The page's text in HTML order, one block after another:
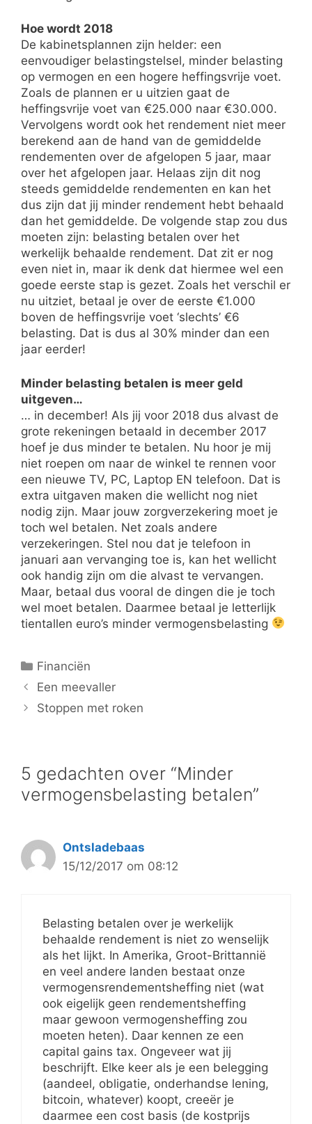
Hoe wordt 2018
De kabinetsplannen zijn helder: een
eenvoudiger belastingstelsel, minder belasting
op vermogen en een hogere heffingsvrije voet.
Zoals de plannen er u uitzien gaat de
heffingsvrije voet van €25.000 naar €30.000.
Vervolgens wordt ook het rendement niet meer
berekend aan de hand van de gemiddelde
rendementen over de afgelopen 5 jaar, maar
over het afgelopen jaar. Helaas zijn dit nog
steeds gemiddelde rendementen en kan het
dus zijn dat jij minder rendement hebt behaald
dan het gemiddelde. De volgende stap zou dus
moeten zijn: belasting betalen over het
werkelijk behaalde rendement. Dat zit er nog
even niet in, maar ik denk dat hiermee wel een
goede eerste stap is gezet. Zoals het verschil er
nu uitziet, betaal je over de eerste €1.000
boven de heffingsvrije voet ‘slechts’ €6
belasting. Dat is dus al 30% minder dan een
jaar eerder!
Minder belasting betalen is meer geld
uitgeven…
… in december! Als jij voor 2018 dus alvast de
grote rekeningen betaald in december 2017
hoef je dus minder te betalen. Nu hoor je mij
niet roepen om naar de winkel te rennen voor
een nieuwe TV, PC, Laptop EN telefoon. Dat is
extra uitgaven maken die wellicht nog niet
nodig zijn. Maar jouw zorgverzekering moet je
toch wel betalen. Net zoals andere
verzekeringen. Stel nou dat je telefoon in
januari aan vervanging toe is, kan het wellicht
ook handig zijn om die alvast te vervangen.
Maar, betaal dus vooral de dingen die je toch
wel moet betalen. Daarmee betaal je letterlijk
tientallen euro’s minder vermogensbelasting
Categorieën
Financiën
Een meevaller
Stoppen met roken
5 gedachten over “Minder
vermogensbelasting betalen”
Ontsladebaas
15/12/2017 om 08:12
Belasting betalen over je werkelijk
behaalde rendement is niet zo wenselijk
als het lijkt. In Amerika, Groot-Brittannië
en veel andere landen bestaat onze
vermogensrendementsheffing niet (wat
ook eigelijk geen rendementsheffing
maar gewoon vermogensheffing zou
moeten heten). Daar kennen ze een
capital gains tax. Ongeveer wat jij
beschrijft. Elke keer als je een belegging
(aandeel, obligatie, onderhandse lening,
bitcoin, whatever) koopt, creeër je
daarmee een cost basis (de kostprijs